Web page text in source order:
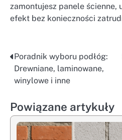
zamontujesz panele ścienne,
efekt bez konieczności
Nawigacja
wpisu
Poradnik wyboru podłóg:
Drewniane, laminowane,
winylowe i inne
Powiązane artykuły